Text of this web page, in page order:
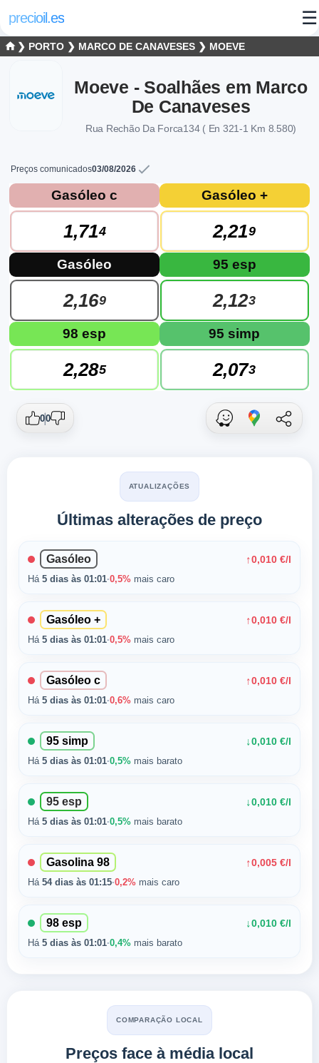
precioil.es ☰
❯ PORTO ❯ MARCO DE CANAVESES ❯ MOEVE
Moeve - Soalhães em Marco
De Canaveses
Rua Rechão Da Forca134 ( En 321-1 Km 8.580)
Preços comunicados03/08/2026
Preços atuais dos combustíveis em
Consulta os preços atuais do posto MOEVE Moeve -
Gasóleo c
1,714
Gasóleo +
2,219
Gasóleo
2,169
95 esp
2,123
98 esp
2,285
95 simp
2,073
00
ATUALIZAÇÕES
Últimas alterações de preço
Gasóleo ↑0,010 €/l
Há 5 dias às 01:01·0,5%mais caro
Gasóleo + ↑0,010 €/l
Há 5 dias às 01:01·0,5%mais caro
Gasóleo c ↑0,010 €/l
Há 5 dias às 01:01·0,6%mais caro
95 simp ↓0,010 €/l
Há 5 dias às 01:01·0,5%mais barato
95 esp ↓0,010 €/l
Há 5 dias às 01:01·0,5%mais barato
Gasolina 98 ↑0,005 €/l
Há 54 dias às 01:15·0,2%mais caro
98 esp ↓0,010 €/l
Há 5 dias às 01:01·0,4%mais barato
COMPARAÇÃO LOCAL
Preços face à média local